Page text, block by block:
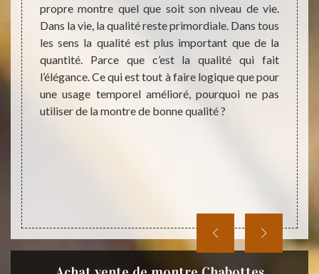
Tout
La
propre montre quel que soit son niveau de vie.
Dans la vie, la qualité reste primordiale. Dans tous
les sens la qualité est plus important que de la
quantité. Parce que c’est la qualité qui fait
l’élégance. Ce qui est tout à faire logique que pour
une usage temporel amélioré, pourquoi ne pas
utiliser de la montre de bonne qualité ?
luxe,